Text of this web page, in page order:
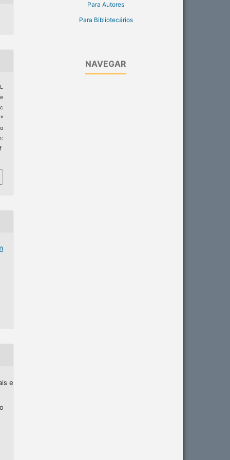
e
Para Autores
Para Bibliotecários
NAVEGAR